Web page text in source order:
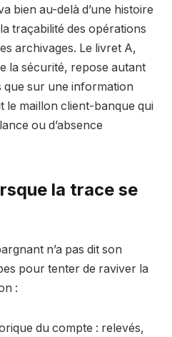
bien au-delà d’une histoire
traçabilité des opérations
archivages. Le livret A,
la sécurité, repose autant
que sur une information
le maillon client-banque qui
ou d’absence
la trace se
n’a pas dit son
pour tenter de raviver la
:
du compte : relevés,